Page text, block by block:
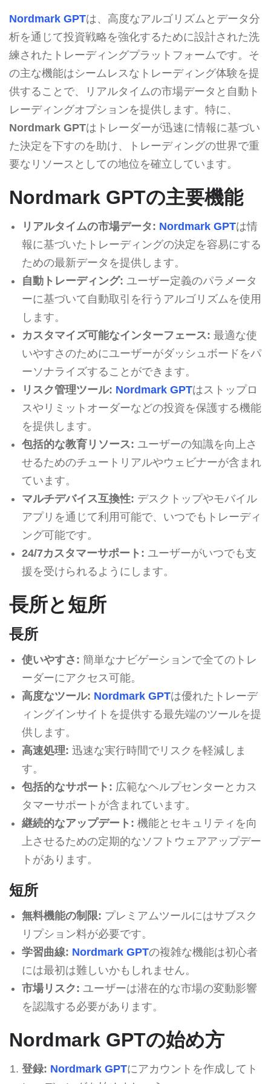
Nordmark GPTは、高度なアルゴリズムとデータ分
析を通じて投資戦略を強化するために設計された洗
練されたトレーディングプラットフォームです。そ
の主な機能はシームレスなトレーディング体験を提
供することで、リアルタイムの市場データと自動ト
レーディングオプションを提供します。特に、
Nordmark GPTはトレーダーが迅速に情報に基づい
た決定を下すのを助け、トレーディングの世界で重
要なリソースとしての地位を確立しています。
Nordmark GPTの主要機能
リアルタイムの市場データ: Nordmark GPTは情
報に基づいたトレーディングの決定を容易にする
ための最新データを提供します。
自動トレーディング: ユーザー定義のパラメータ
ーに基づいて自動取引を行うアルゴリズムを使用
します。
カスタマイズ可能なインターフェース: 最適な使
いやすさのためにユーザーがダッシュボードをパ
ーソナライズすることができます。
リスク管理ツール: Nordmark GPTはストップロ
スやリミットオーダーなどの投資を保護する機能
を提供します。
包括的な教育リソース: ユーザーの知識を向上さ
せるためのチュートリアルやウェビナーが含まれ
ています。
マルチデバイス互換性: デスクトップやモバイル
アプリを通じて利用可能で、いつでもトレーディ
ング可能です。
24/7カスタマーサポート: ユーザーがいつでも支
援を受けられるようにします。
長所と短所
長所
使いやすさ: 簡単なナビゲーションで全てのトレ
ーダーにアクセス可能。
高度なツール: Nordmark GPTは優れたトレーデ
ィングインサイトを提供する最先端のツールを提
供します。
高速処理: 迅速な実行時間でリスクを軽減しま
す。
包括的なサポート: 広範なヘルプセンターとカス
タマーサポートが含まれています。
継続的なアップデート: 機能とセキュリティを向
上させるための定期的なソフトウェアアップデー
トがあります。
短所
無料機能の制限: プレミアムツールにはサブスク
リプション料が必要です。
学習曲線: Nordmark GPTの複雑な機能は初心者
には最初は難しいかもしれません。
市場リスク: ユーザーは潜在的な市場の変動影響
を認識する必要があります。
Nordmark GPTの始め方
登録: Nordmark GPTにアカウントを作成してト